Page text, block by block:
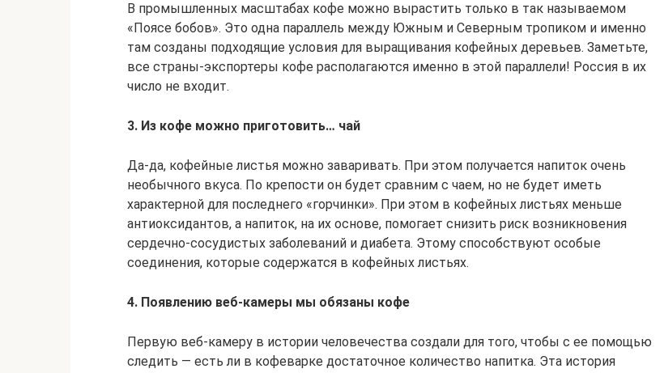
В промышленных масштабах кофе можно вырастить только в так называемом
«Поясе бобов». Это одна параллель между Южным и Северным тропиком и именно
там созданы подходящие условия для выращивания кофейных деревьев. Заметьте,
все страны-экспортеры кофе располагаются именно в этой параллели! Россия в их
число не входит.
3. Из кофе можно приготовить… чай
Да-да, кофейные листья можно заваривать. При этом получается напиток очень
необычного вкуса. По крепости он будет сравним с чаем, но не будет иметь
характерной для последнего «горчинки». При этом в кофейных листьях меньше
антиоксидантов, а напиток, на их основе, помогает снизить риск возникновения
сердечно-сосудистых заболеваний и диабета. Этому способствуют особые
соединения, которые содержатся в кофейных листьях.
4. Появлению веб-камеры мы обязаны кофе
Первую веб-камеру в истории человечества создали для того, чтобы с ее помощью
следить — есть ли в кофеварке достаточное количество напитка. Эта история